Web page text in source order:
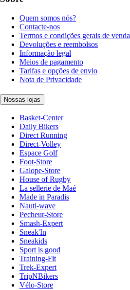
Quem somos nós?
Contacte-nos
Termos e condições gerais de venda
Devoluções e reembolsos
Informação legal
Meios de pagamento
Tarifas e opções de envio
Nota de Privacidade
Nossas lojas
Basket-Center
Daily Bikers
Direct Running
Direct-Volley
Espace Golf
Foot-Store
Galope-Store
House of Rugby
La sellerie de Maé
Made in Paradis
Nauti-wave
Pecheur-Store
Smash-Expert
Sneak'In
Sneakids
Sport is good
Training-Fit
Trek-Expert
TripNBikers
Vélo-Store